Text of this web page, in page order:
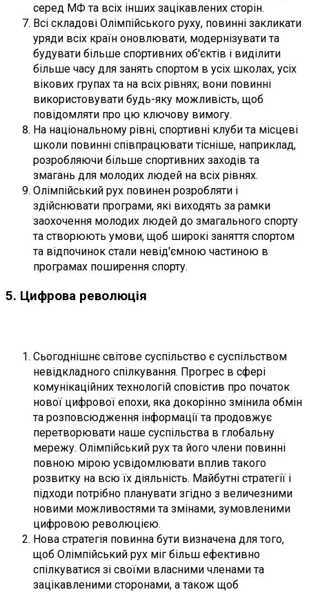
серед МФ та всіх інших зацікавлених сторін.
Всі складові Олімпійського руху, повинні закликати
уряди всіх країн оновлювати, модернізувати та
будувати більше спортивних об'єктів і виділити
більше часу для занять спортом в усіх школах, усіх
вікових групах та на всіх рівнях; вони повинні
використовувати будь-яку можливість, щоб
повідомляти про цю ключову вимогу.
На національному рівні, спортивні клуби та місцеві
школи повинні співпрацювати тісніше, наприклад,
розробляючи більше спортивних заходів та
змагань для молодих людей на всіх рівнях.
Олімпійський рух повинен розробляти і
здійснювати програми, які виходять за рамки
заохочення молодих людей до змагального спорту
та створюють умови, щоб широкі заняття спортом
та відпочинок стали невід'ємною частиною в
програмах поширення спорту.
5. Цифрова революція
Сьогоднішнє світове суспільство є суспільством
невідкладного спілкування. Прогрес в сфері
комунікаційних технологій сповістив про початок
нової цифрової епохи, яка докорінно змінила обмін
та розповсюдження інформації та продовжує
перетворювати наше суспільства в глобальну
мережу. Олімпійський рух та його члени повинні
повною мірою усвідомлювати вплив такого
розвитку на всю їх діяльність. Майбутні стратегії і
підходи потрібно планувати згідно з величезними
новими можливостями та змінами, зумовленими
цифровою революцією.
Нова стратегія повинна бути визначена для того,
щоб Олімпійський рух міг більш ефективно
спілкуватися зі своїми власними членами та
зацікавленими сторонами, а також щоб